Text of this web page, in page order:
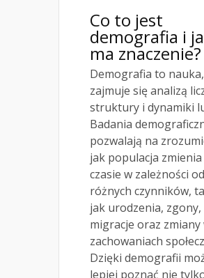
Co to jest
demografia i
ma znaczenie?
Demografia to
zajmuje się analizą
struktury i dynamiki
Badania
pozwalają na
jak populacja
czasie w zależności od
różnych czynników,
jak urodzenia, zgony,
migracje oraz zmiany
zachowaniach
Dzięki demografii
lepiej poznać nie